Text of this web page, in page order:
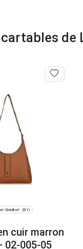
de
Graulhet (81)
cuir marron
02-005-05